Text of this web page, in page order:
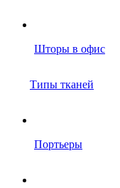
Шторы в офис
Типы тканей
Портьеры